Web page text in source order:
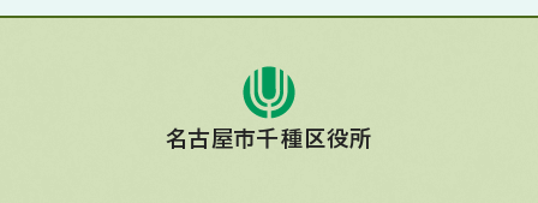
名古屋市千種区役所